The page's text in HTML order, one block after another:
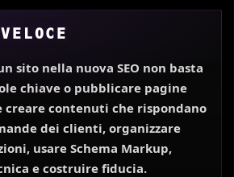
sito nella nuova SEO non basta
chiave o pubblicare pagine
creare contenuti che rispondano
dei clienti, organizzare
usare Schema Markup,
e costruire fiducia.